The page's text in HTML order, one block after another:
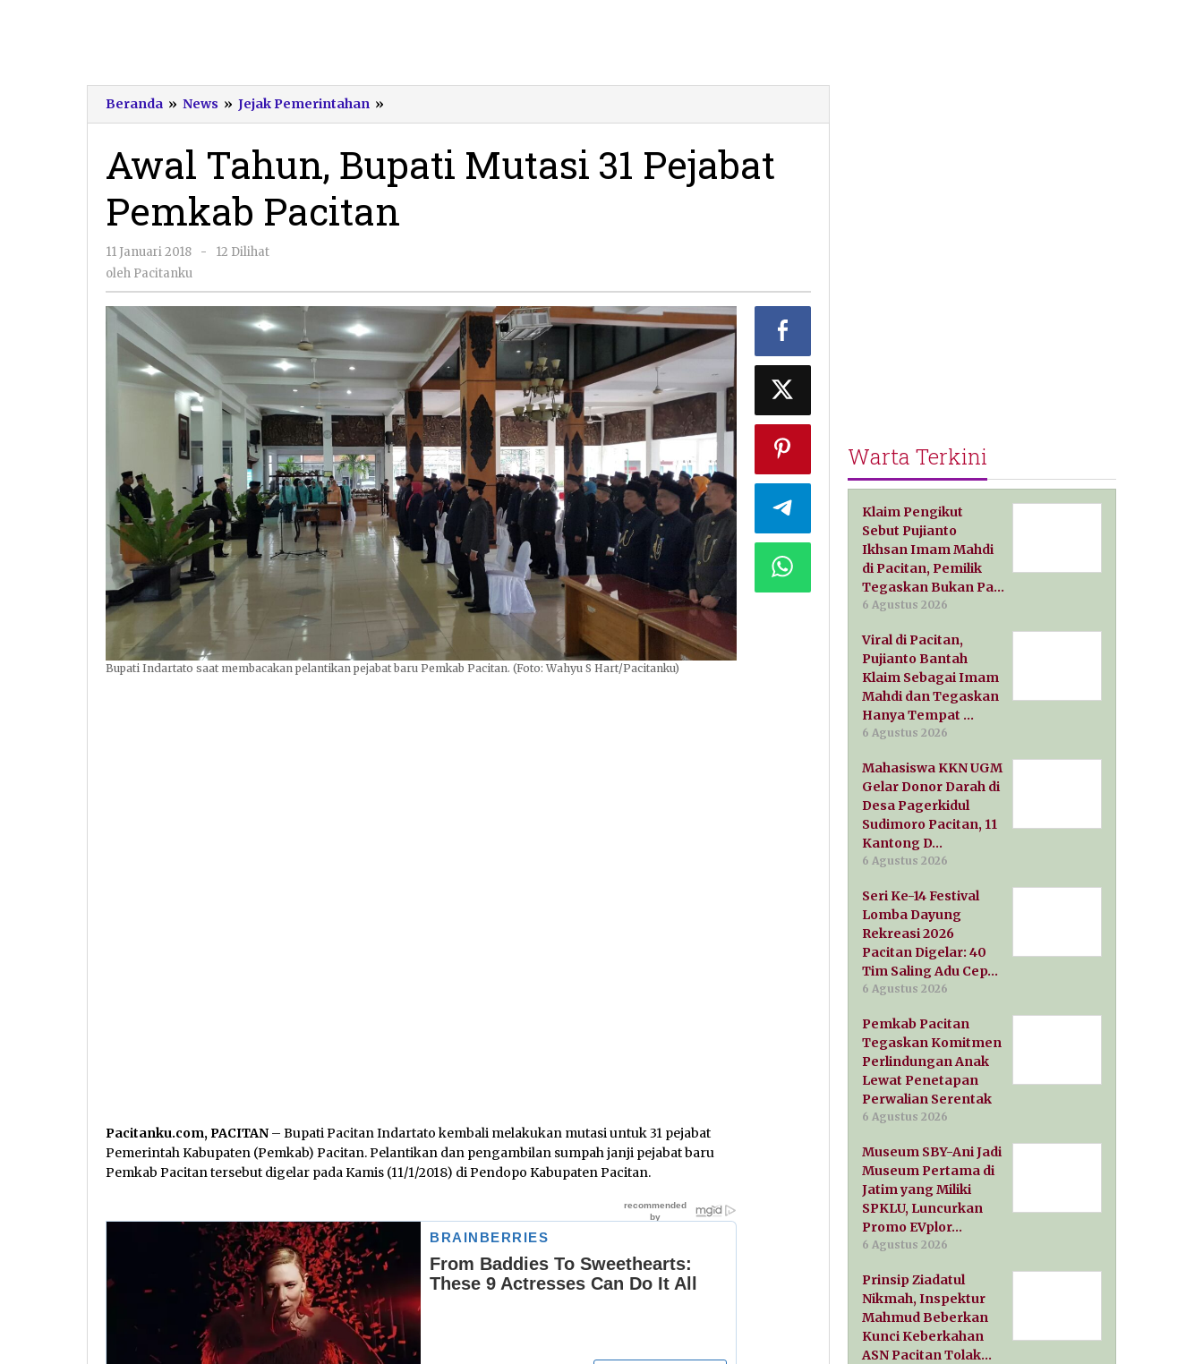
Beranda » News » Jejak Pemerintahan »
Tahun,
Mutasi
31
Pemkab
Awal Tahun, Bupati Mutasi 31 Pejabat
Pemkab Pacitan
11 Januari 2018
oleh
-
12 Dilihat
oleh Pacitanku
Bupati Indartato saat membacakan pelantikan pejabat baru Pemkab Pacitan. (Foto: Wahyu S Hart/Pacitanku)
Pacitanku.com, PACITAN – Bupati Pacitan Indartato kembali melakukan mutasi untuk 31 pejabat
Pemerintah Kabupaten (Pemkab) Pacitan. Pelantikan dan pengambilan sumpah janji pejabat baru
Pemkab Pacitan tersebut digelar pada Kamis (11/1/2018) di Pendopo Kabupaten Pacitan.
Warta Terkini
Klaim Pengikut
Sebut Pujianto
Ikhsan Imam Mahdi
di Pacitan, Pemilik
Tegaskan Bukan Pa…
6 Agustus 2026
Viral di Pacitan,
Pujianto Bantah
Klaim Sebagai Imam
Mahdi dan Tegaskan
Hanya Tempat …
6 Agustus 2026
Mahasiswa KKN UGM
Gelar Donor Darah di
Desa Pagerkidul
Sudimoro Pacitan, 11
Kantong D…
6 Agustus 2026
Seri Ke-14 Festival
Lomba Dayung
Rekreasi 2026
Pacitan Digelar: 40
Tim Saling Adu Cep…
6 Agustus 2026
Pemkab Pacitan
Tegaskan Komitmen
Perlindungan Anak
Lewat Penetapan
Perwalian Serentak
6 Agustus 2026
Museum SBY-Ani Jadi
Museum Pertama di
Jatim yang Miliki
SPKLU, Luncurkan
Promo EVplor…
6 Agustus 2026
Prinsip Ziadatul
Nikmah, Inspektur
Mahmud Beberkan
Kunci Keberkahan
ASN Pacitan Tolak…